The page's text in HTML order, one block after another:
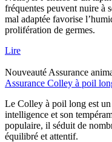
fréquentes peuvent nuire à
mal adaptée favorise
prolifération de germes.
Lire
Nouveauté Assurance
Assurance Colley à poil
Le Colley à poil long est
intelligence et son
populaire, il séduit de
équilibré et attentif.